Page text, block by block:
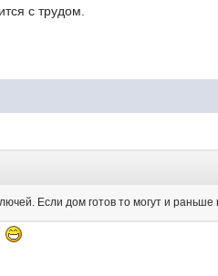
с трудом.
Если дом готов то могут и